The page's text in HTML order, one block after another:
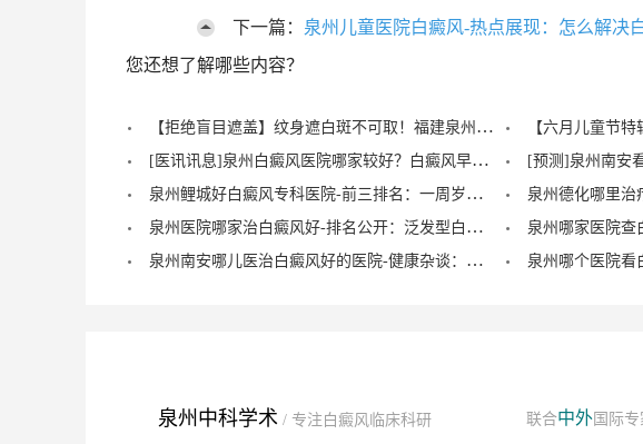
下一篇： 泉州儿童医院白癜风-热点展现：怎么解决
您还想了解哪些内容？
【拒绝盲目遮盖】纹身遮白斑不可取！福建泉州中科白癜风医院倡导科学诊疗，从根源唤醒黑色素
[医讯讯息]泉州白癜风医院哪家较好？白癜风早期症状能治愈？
泉州鲤城好白癜风专科医院-前三排名：一周岁宝宝有白癜风症状？
泉州医院哪家治白癜风好-排名公开：泛发型白癜风怎么治疗才正确？
泉州南安哪儿医治白癜风好的医院-健康杂谈：治疗儿童脚部白癜风要注重什么？
泉州中科学术 / 专注白癜风临床科研 联合中外国际专